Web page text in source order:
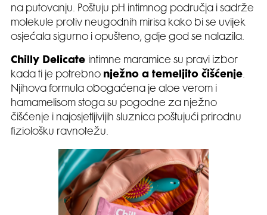
na putovanju. Poštuju pH intimnog područja i sadrže
molekule protiv neugodnih mirisa kako bi se uvijek
osjećala sigurno i opušteno, gdje god se nalazila.
Chilly Delicate
intimne maramice su pravi izbor
kada ti je potrebno nježno a temeljito čišćenje.
Njihova formula obogaćena je aloe verom i
hamamelisom stoga su pogodne za nježno
čišćenje i najosjetljivijih sluznica poštujući prirodnu
fiziološku ravnotežu.